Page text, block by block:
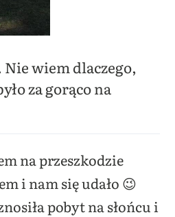
wiem dlaczego,
za gorąco na
na przeszkodzie
i nam się udało 😉
pobyt na słońcu i